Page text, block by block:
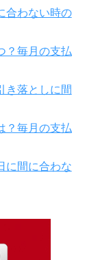
合わない時の
？毎月の支払
き落としに間
？毎月の支払
に間に合わな